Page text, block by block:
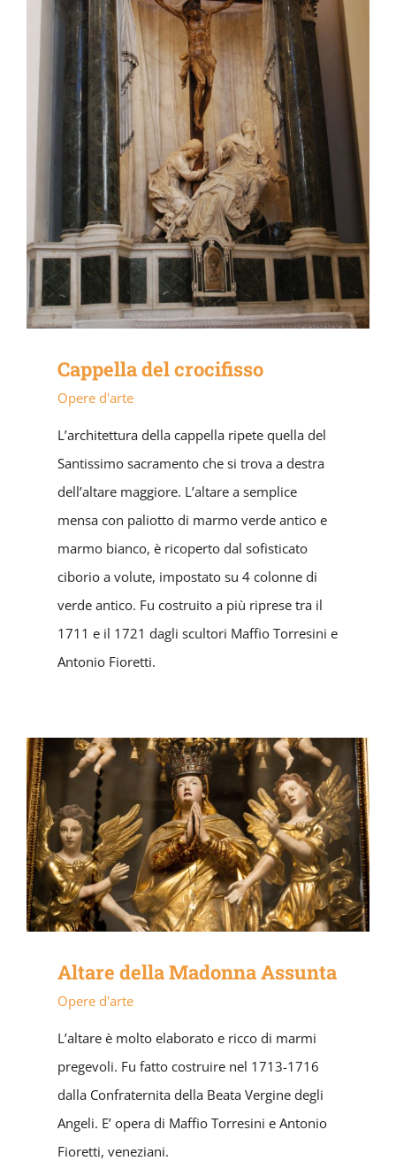
Cappella del crocifisso
Opere d'arte
L’architettura della cappella ripete quella del
Santissimo sacramento che si trova a destra
dell’altare maggiore. L’altare a semplice
mensa con paliotto di marmo verde antico e
marmo bianco, è ricoperto dal sofisticato
ciborio a volute, impostato su 4 colonne di
verde antico. Fu costruito a più riprese tra il
1711 e il 1721 dagli scultori Maffio Torresini e
Antonio Fioretti.
Altare della Madonna Assunta
Opere d'arte
L’altare è molto elaborato e ricco di marmi
pregevoli. Fu fatto costruire nel 1713-1716
dalla Confraternita della Beata Vergine degli
Angeli. E’ opera di Maffio Torresini e Antonio
Fioretti, veneziani.